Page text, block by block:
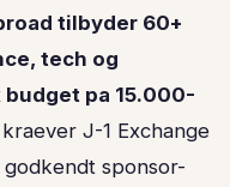
tilbyder 60+
tech og
pa 15.000-
J-1 Exchange
godkendt sponsor-